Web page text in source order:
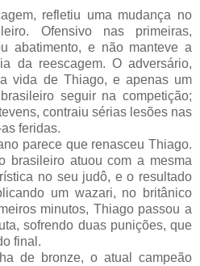
refletiu uma mudança no
Ofensivo nas primeiras,
abatimento, e não manteve a
da reescagem. O adversário,
vida de Thiago, e apenas um
seguir na competição;
contraiu sérias lesões nas
feridas.
parece que renasceu Thiago.
brasileiro atuou com a mesma
no seu judô, e o resultado
um wazari, no britânico
minutos, Thiago passou a
sofrendo duas punições, que
final.
de bronze, o atual campeão